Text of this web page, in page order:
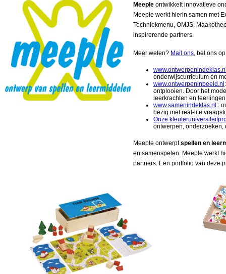
Meeple ontwikkelt innovatieve
Meeple werkt hierin samen met
Techniekmenu, OMJS,
inspirerende partners.
Meer weten? Mail ons, bel ons
onderwijscurriculum én
www.ontwerpeninbeeld.nl
ontplooien. Door het
leerkrachten en
www.samenindeklas.nl ::
bezig met real-life
Onze
ontwerpen, onderzoeken,
Meeple ontwerptspellen en
en samenspelen. Meeple werkt
partners. Een portfolio van deze